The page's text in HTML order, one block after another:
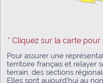
* Cliquez sur la carte
Pour assurer une
territoire français et relayer
terrain, des sections
Elles sont aujourd'hui au